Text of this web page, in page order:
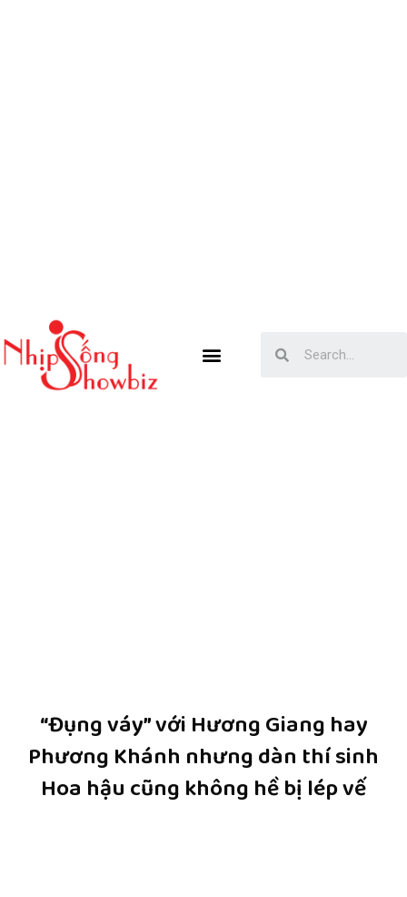
“Đụng váy” với Hương Giang hay
Phương Khánh nhưng dàn thí sinh
Hoa hậu cũng không hề bị lép vế